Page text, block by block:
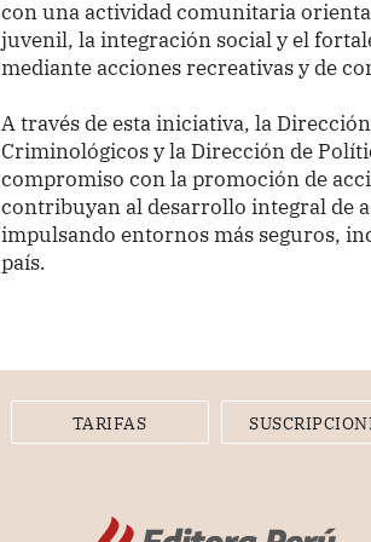
con una actividad comunitaria
juvenil, la integración social y el
mediante acciones recreativas y de
A través de esta iniciativa, la
Criminológicos y la Dirección de
compromiso con la promoción de
contribuyan al desarrollo integral de
impulsando entornos más seguros,
país.
TARIFAS